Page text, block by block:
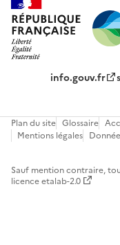
info.gouv.fr
Plan du site Glossaire
Mentions légales
Sauf mention contraire,
licence etalab-2.0